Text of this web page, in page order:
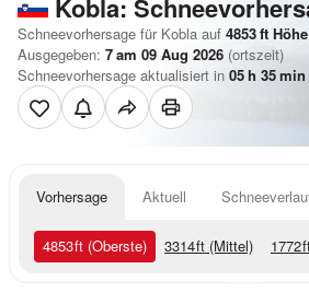
Kobla:
Schneevorhersage für Kobla auf 4853ft Höhe
Ausgegeben: 7 am 09 Aug 2026 (ortszeit)
Schneevorhersage aktualisiert in 05h 35min
Vorhersage Aktuell
4853ft (Oberste) 3314ft (Mittel) 1772